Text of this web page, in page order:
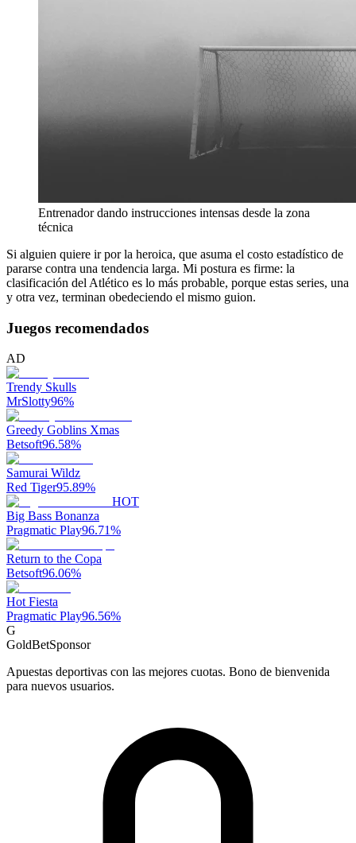
Entrenador dando instrucciones intensas desde la zona
técnica
Si alguien quiere ir por la heroica, que asuma el costo estadístico de
pararse contra una tendencia larga. Mi postura es firme: la
clasificación del Atlético es lo más probable, porque estas series, una
y otra vez, terminan obedeciendo el mismo guion.
Juegos recomendados
AD
Trendy Skulls
MrSlotty96%
Greedy Goblins Xmas
Betsoft96.58%
Samurai Wildz
Red Tiger95.89%
HOT
Big Bass Bonanza
Pragmatic Play96.71%
Return to the Copa
Betsoft96.06%
Hot Fiesta
Pragmatic Play96.56%
G
GoldBetSponsor
Apuestas deportivas con las mejores cuotas. Bono de bienvenida
para nuevos usuarios.